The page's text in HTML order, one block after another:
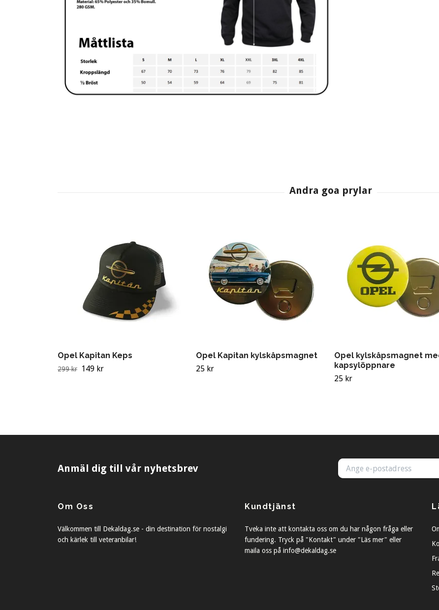
Opel Kapitan Keps
299 kr 149 kr
Opel Kapitan kylskåpsmagnet
25 kr
Opel kylskåpsmagnet
kapsylöppnare
25 kr
Anmäl dig till vår nyhetsbrev
Om Oss
Välkommen till Dekaldag.se - din destination för nostalgi
och kärlek till veteranbilar!
Kundtjänst
Tveka inte att kontakta oss om du har någon fråga eller
fundering. Tryck på "Kontakt" under "Läs mer" eller
maila oss på info@dekaldag.se